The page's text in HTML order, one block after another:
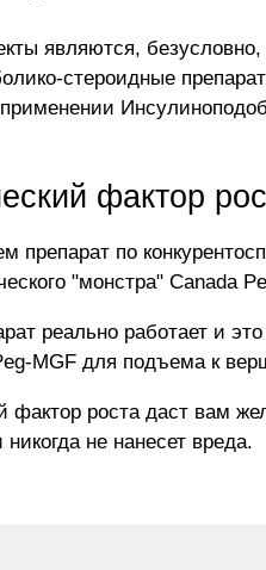
являются,
стероидные
применении
фактор
препарат по
"монстра" Canada
реально работает и
MGF для подъема к
фактор роста даст вам
не нанесет вреда.